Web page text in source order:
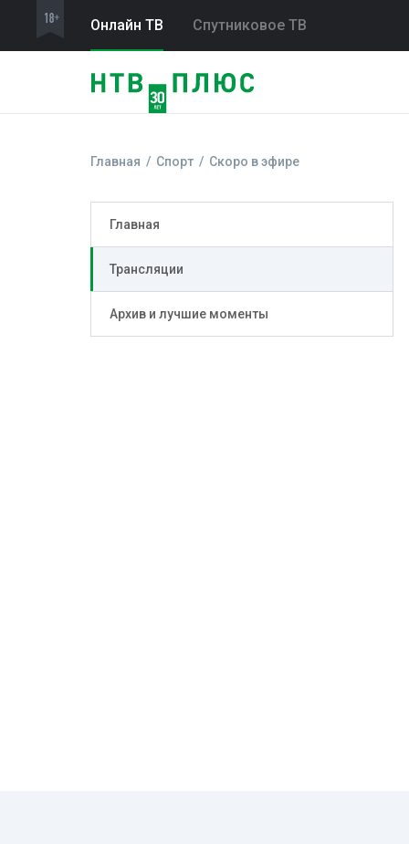
Онлайн ТВ Спутниковое ТВ
Главная Спорт Скоро в эфире
Главная
Трансляции
Архив и лучшие моменты